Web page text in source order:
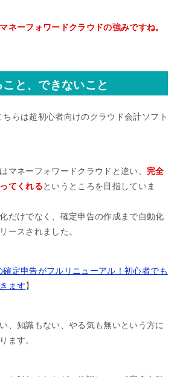
ネーフォワードクラウドの強みですね。
と、できないこと
らは超初心者向けのクラウド会計ソフト
マネーフォワードクラウドと違い、 完全
てくれるというところを目指していま
だけでなく、確定申告の作成まで自動化
ースされました。
定申告がフルリニューアル！初心者でも
ます】
、知識もない、やる気も無いという方に
ます。